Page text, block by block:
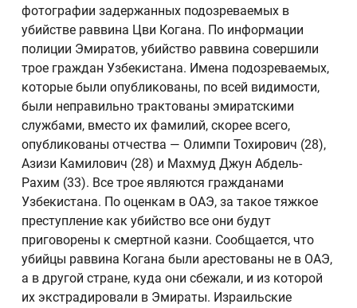
фотографии задержанных подозреваемых в
убийстве раввина Цви Когана. По информации
полиции Эмиратов, убийство раввина совершили
трое граждан Узбекистана. Имена подозреваемых,
которые были опубликованы, по всей видимости,
были неправильно трактованы эмиратскими
службами, вместо их фамилий, скорее всего,
опубликованы отчества — Олимпи Тохирович (28),
Азизи Камилович (28) и Махмуд Джун Абдель-
Рахим (33). Все трое являются гражданами
Узбекистана. По оценкам в ОАЭ, за такое тяжкое
преступление как убийство все они будут
приговорены к смертной казни. Сообщается, что
убийцы раввина Когана были арестованы не в ОАЭ,
а в другой стране, куда они сбежали, и из которой
их экстрадировали в Эмираты. Израильские